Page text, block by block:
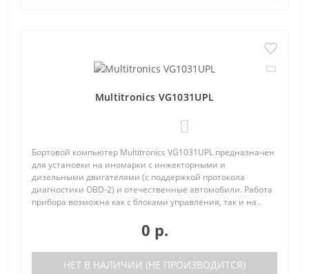
Multitronics VG1031UPL
Бортовой компьютер Multitronics VG1031UPL предназначен
для установки на иномарки с инжекторными и
дизельными двигателями (с поддержкой протокола
диагностики OBD-2) и отечественные автомобили. Работа
прибора возможна как с блоками управления, так и на..
0 р.
НЕТ В НАЛИЧИИ (НЕ ПРОИЗВОДИТСЯ)